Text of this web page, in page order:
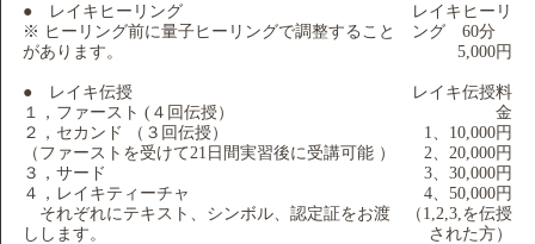
● レイキヒーリング
※ ヒーリング前に量子ヒーリングで調整すること
があります。
● レイキ伝授
１，ファースト (４回伝授）
２，セカンド （３回伝授）
（ファーストを受けて21日間実習後に受講可能 ）
３，サード
４，レイキティーチャ
それぞれにテキスト、シンボル、認定証をお渡
しします。
レイキヒーリ
ング 60分
5,000円
レイキ伝授料
金
1、10,000円
2、20,000円
3、30,000円
4、50,000円
（1,2,3,を伝授
された方）